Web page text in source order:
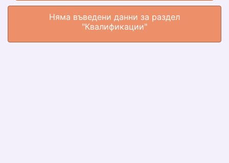
Няма въведени данни за раздел
"Квалификации"